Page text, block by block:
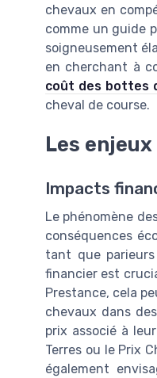
chevaux en
comme un guide
soigneusement
en cherchant à
coût des bottes
cheval de course.
Les
Impacts
Le phénomène
conséquences
tant que
financier est
Prestance, cela
chevaux dans
prix associé à
Terres ou le Prix
également